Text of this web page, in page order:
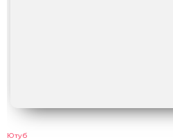
Ютуб